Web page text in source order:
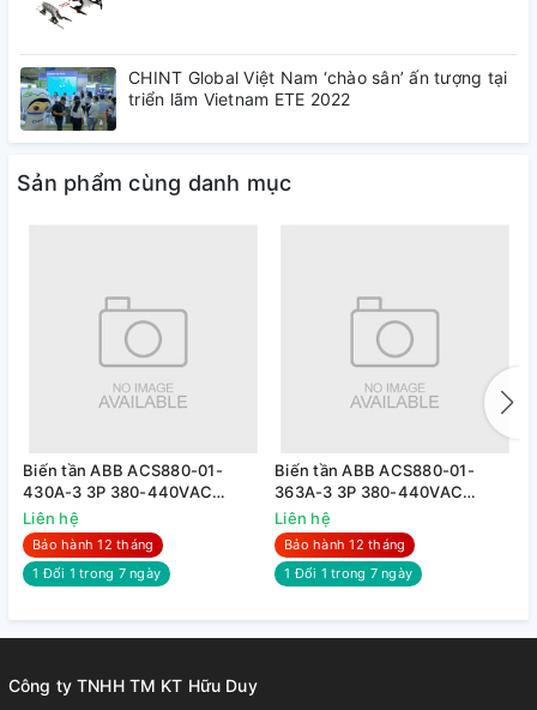
CHINT Global Việt Nam ‘chào sân’ ấn tượng tại
triển lãm Vietnam ETE 2022
Sản phẩm cùng danh mục
Biến tần ABB ACS880-01-
430A-3 3P 380-440VAC
250KW
Liên hệ
Bảo hành 12 tháng
1 Đổi 1 trong 7 ngày
Biến tần ABB ACS880-01-
363A-3 3P 380-440VAC
200KW
Liên hệ
Bảo hành 12 tháng
1 Đổi 1 trong 7 ngày
Công ty TNHH TM KT Hữu Duy